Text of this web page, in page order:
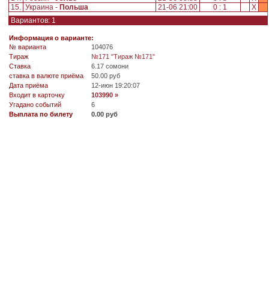
15. Украина - Польша 21-06 21:00 0 : 1
X
Вариантов: 1
Информация о варианте:
№ варианта
104076
Tираж
№171 "Тираж №171"
Ставка
6.17 сомони
ставка в валюте приёма
50.00 руб
Дата приёма
12-июн 19:20:07
Входит в карточку
103990 »
Угадано событий
6
Выплата по билету
0.00 руб